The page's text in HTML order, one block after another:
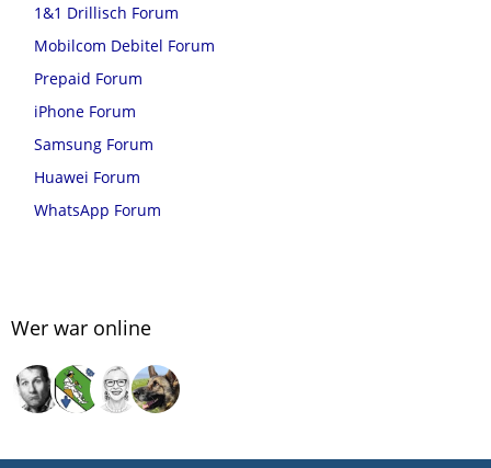
1&1 Drillisch Forum
Mobilcom Debitel Forum
Prepaid Forum
iPhone Forum
Samsung Forum
Huawei Forum
WhatsApp Forum
Wer war online